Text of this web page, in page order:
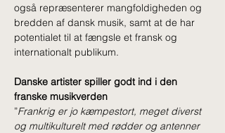
også repræsenterer mangfoldigheden og
bredden af dansk musik, samt at de har
potentialet til at fængsle et fransk og
internationalt publikum.
Danske artister spiller godt ind i den
franske musikverden
”Frankrig er jo kæmpestort, meget diverst
og multikulturelt med rødder og antenner